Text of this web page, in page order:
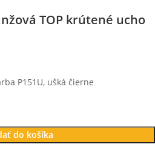
TOP krútené ucho
P151U, ušká čierne
do košíka